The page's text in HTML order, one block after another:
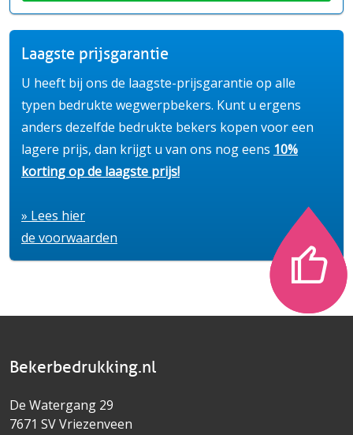
Laagste prijsgarantie
U heeft bij ons de laagste-prijsgarantie op alle
typen bedrukte wegwerpbekers. Kunt u ergens
anders dezelfde bedrukte bekers kopen voor een
lagere prijs, dan krijgt u van ons nog eens 10%
korting op de laagste prijs!
» Lees hier
de voorwaarden
Bekerbedrukking.nl
De Watergang 29
7671 SV Vriezenveen